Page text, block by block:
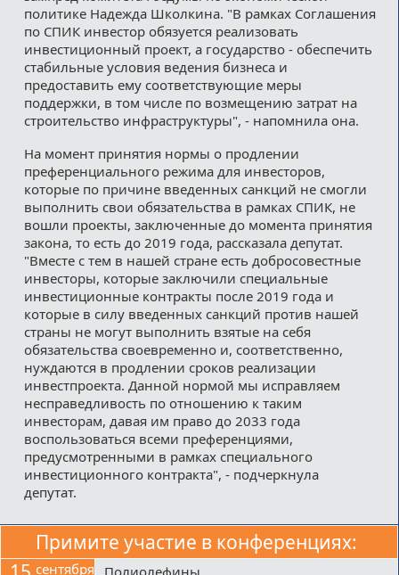
политике Надежда Школкина. "В рамках Соглашения
по СПИК инвестор обязуется реализовать
инвестиционный проект, а государство - обеспечить
стабильные условия ведения бизнеса и
предоставить ему соответствующие меры
поддержки, в том числе по возмещению затрат на
строительство инфраструктуры", - напомнила она.
На момент принятия нормы о продлении
преференциального режима для инвесторов,
которые по причине введенных санкций не смогли
выполнить свои обязательства в рамках СПИК, не
вошли проекты, заключенные до момента принятия
закона, то есть до 2019 года, рассказала депутат.
"Вместе с тем в нашей стране есть добросовестные
инвесторы, которые заключили специальные
инвестиционные контракты после 2019 года и
которые в силу введенных санкций против нашей
страны не могут выполнить взятые на себя
обязательства своевременно и, соответственно,
нуждаются в продлении сроков реализации
инвестпроекта. Данной нормой мы исправляем
несправедливость по отношению к таким
инвесторам, давая им право до 2033 года
воспользоваться всеми преференциями,
предусмотренными в рамках специального
инвестиционного контракта", - подчеркнула
депутат.
Примите участие в конференциях:
сентября